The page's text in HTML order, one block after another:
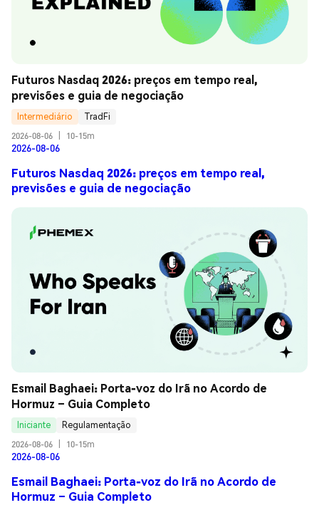
Futuros Nasdaq 2026: preços em tempo real,
previsões e guia de negociação
Intermediário
TradFi
2026-08-06
10-15m
2026-08-06
Futuros Nasdaq 2026: preços em tempo real,
previsões e guia de negociação
Esmail Baghaei: Porta-voz do Irã no Acordo de
Hormuz – Guia Completo
Iniciante
Regulamentação
2026-08-06
10-15m
2026-08-06
Esmail Baghaei: Porta-voz do Irã no Acordo de
Hormuz – Guia Completo